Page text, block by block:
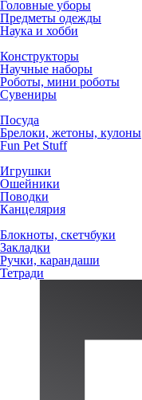
Головные уборы
Предметы одежды
Наука и хобби
Конструкторы
Научные наборы
Роботы, мини роботы
Сувениры
Посуда
Брелоки, жетоны, кулоны
Fun Pet Stuff
Игрушки
Ошейники
Поводки
Канцелярия
Блокноты, скетчбуки
Закладки
Ручки, карандаши
Тетради